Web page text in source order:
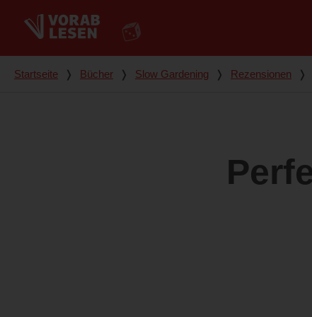
Du bist hier
Startseite ❭ Bücher ❭ Slow Gardening ❭ Rezensionen ❭